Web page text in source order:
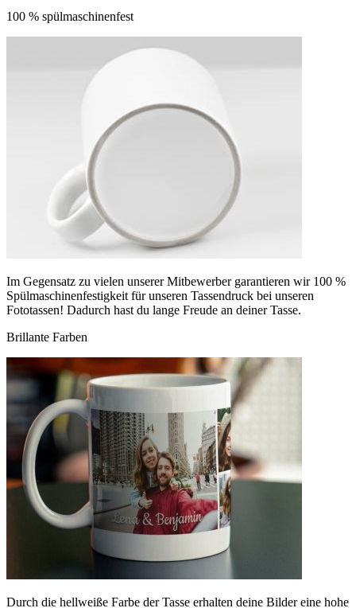
100 % spülmaschinenfest
Im Gegensatz zu vielen unserer Mitbewerber garantieren wir 100 %
Spülmaschinenfestigkeit für unseren Tassendruck bei unseren
Fototassen! Dadurch hast du lange Freude an deiner Tasse.
Brillante Farben
Durch die hellweiße Farbe der Tasse erhalten deine Bilder eine hohe